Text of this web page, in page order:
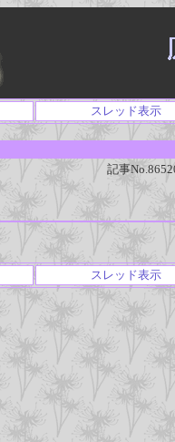
スレッド表示
記事
スレッド表示